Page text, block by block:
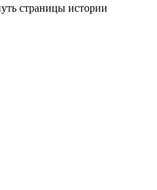
страницы истории